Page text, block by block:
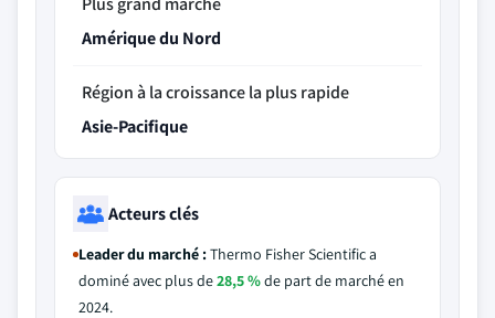
Amérique du Nord
Région à la croissance la plus rapide
Asie-Pacifique
Acteurs clés
Leader du marché :Thermo Fisher Scientific a
dominé avec plus de28,5 %de part de marché en
2024.